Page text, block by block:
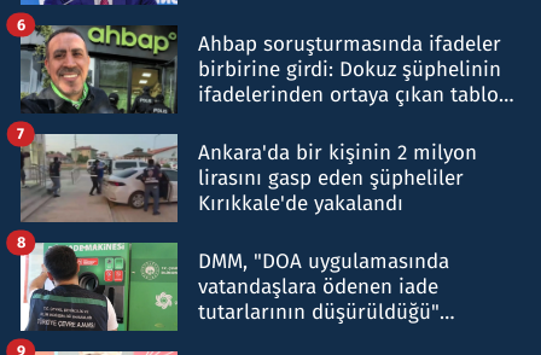
Ahbap soruşturmasında ifadeler
birbirine girdi: Dokuz şüphelinin
ifadelerinden ortaya çıkan tablo
6
Ankara'da bir kişinin 2 milyon
lirasını gasp eden şüpheliler
Kırıkkale'de yakalandı
7
DMM, "DOA uygulamasında
vatandaşlara ödenen iade
tutarlarının düşürüldüğü"
8
9